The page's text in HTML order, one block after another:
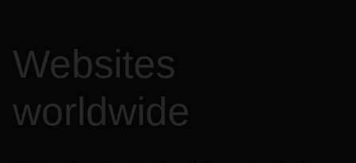
Websites
worldwide